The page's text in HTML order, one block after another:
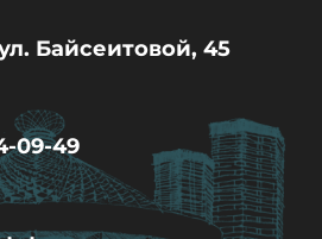
Байсеитовой, 45
09-49